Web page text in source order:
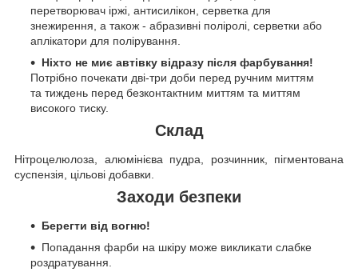
перетворювач іржі, антисилікон, серветка для
знежирення, а також - абразивні поліролі, серветки або
аплікатори для полірування.
Ніхто не миє автівку відразу після фарбування!
Потрібно почекати дві-три доби перед ручним миттям
та тиждень перед безконтактним миттям та миттям
високого тиску.
Склад
Нітроцелюлоза, алюмінієва пудра, розчинник, пігментована
суспензія, цільові добавки.
Заходи безпеки
Берегти від вогню!
Попадання фарби на шкіру може викликати слабке
роздратування.